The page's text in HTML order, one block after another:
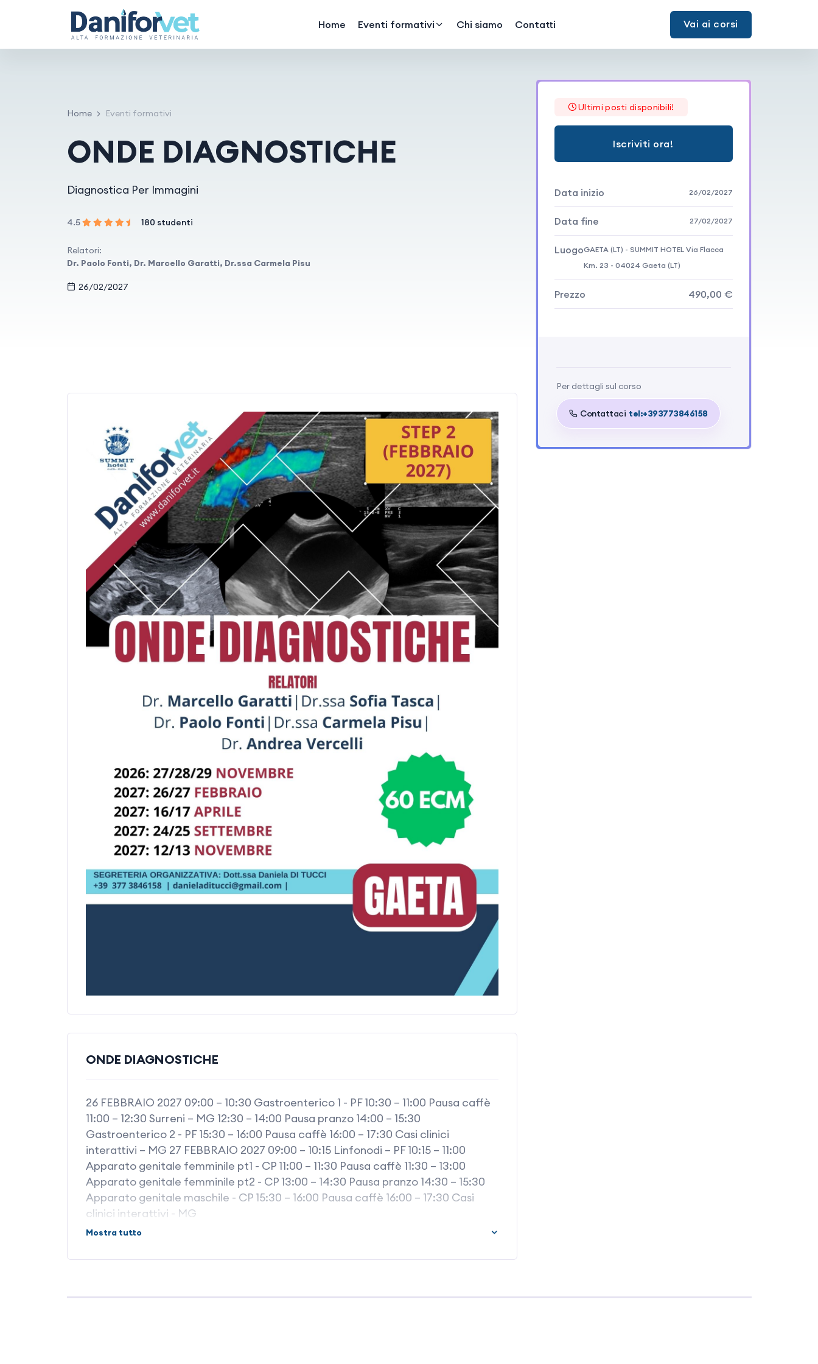
Home Eventi formativi Chi siamo Contatti Vai ai corsi
Home Eventi formativi
ONDE DIAGNOSTICHE
Diagnostica Per Immagini
4.5 180 studenti
Relatori:
Dr. Paolo Fonti, Dr. Marcello Garatti, Dr.ssa Carmela Pisu
26/02/2027
ONDE DIAGNOSTICHE
26 FEBBRAIO 2027 09:00 – 10:30 Gastroenterico 1 - PF 10:30 – 11:00 Pausa caffè
11:00 – 12:30 Surreni – MG 12:30 – 14:00 Pausa pranzo 14:00 – 15:30
Gastroenterico 2 - PF 15:30 – 16:00 Pausa caffè 16:00 – 17:30 Casi clinici
interattivi – MG 27 FEBBRAIO 2027 09:00 – 10:15 Linfonodi – PF 10:15 – 11:00
Apparato genitale femminile pt1 - CP 11:00 – 11:30 Pausa caffè 11:30 – 13:00
Apparato genitale femminile pt2 - CP 13:00 – 14:30 Pausa pranzo 14:30 – 15:30
Apparato genitale maschile - CP 15:30 – 16:00 Pausa caffè 16:00 – 17:30 Casi
clinici interattivi - MG
Mostra tutto
Ultimi posti disponibili!
Iscriviti ora!
Data inizio 26/02/2027
Data fine 27/02/2027
LuogoGAETA (LT) - SUMMIT HOTEL Via Flacca
Km. 23 - 04024 Gaeta (LT)
Prezzo 490,00 €
Per dettagli sul corso
Contattaci tel:+393773846158